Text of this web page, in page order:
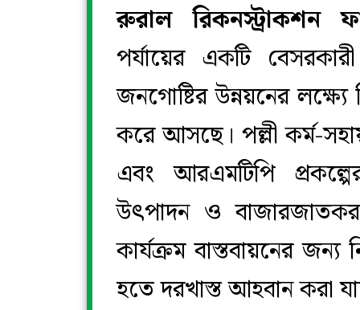
রুরাল
পর্যায়ের একটি
জনগোষ্টির উন্নয়নের লক্ষ্যে
করে আসছে। পল্লী কর্ম-
এবং আরএমটিপি
উৎপাদন ও
কার্যক্রম বাস্তবায়নের জন্য
হতে দরখাস্ত আহবান করা